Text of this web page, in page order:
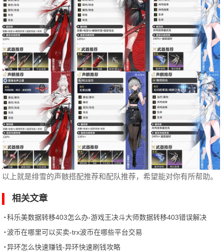
以上就是绯雪的声骸搭配推荐和配队推荐，希望能对你有所帮助。
相关文章
科乐美数据转移403怎么办-游戏王决斗大师数据转移403错误解决
办法
波币在哪里可以买卖-trx波币在哪些平台交易
异环怎么快速赚钱-异环快速刷钱攻略